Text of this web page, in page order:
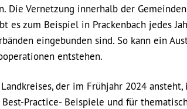
Die Vernetzung innerhalb der
es zum Beispiel in Prackenbach jedes
eingebunden sind. So kann ein
entstehen.
der im Frühjahr 2024 ansteht,
Practice- Beispiele und für